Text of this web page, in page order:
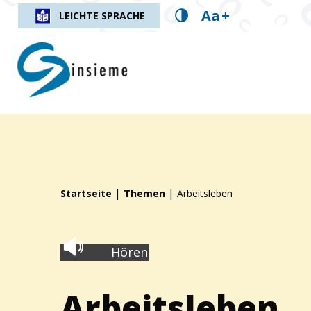
LEICHTE SPRACHE Aa+
insieme.ch
Fil d'Ariane :
Startseite | Themen | Arbeitsleben
Hören